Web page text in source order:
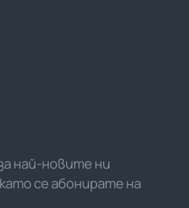
най-новите ни
се абонирате на